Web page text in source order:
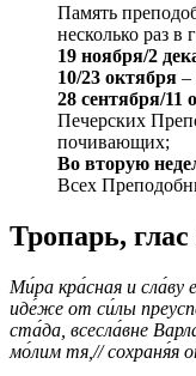
Память
несколько раз в
19 ноября/2
10/23 октября –
28 сентября/11
Печерских
почивающих;
Во вторую
Всех
Тропарь, глас
Ми́ра кра́сная и сла́ву
иде́же от си́лы
ста́да, всесла́вне
мо́лим тя,// сохраня́я